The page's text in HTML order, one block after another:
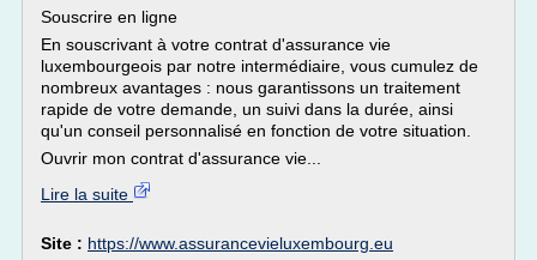
Souscrire en ligne
En souscrivant à votre contrat d'assurance vie
luxembourgeois par notre intermédiaire, vous cumulez de
nombreux avantages : nous garantissons un traitement
rapide de votre demande, un suivi dans la durée, ainsi
qu'un conseil personnalisé en fonction de votre situation.
Ouvrir mon contrat d'assurance vie...
Lire la suite
Site : https://www.assurancevieluxembourg.eu